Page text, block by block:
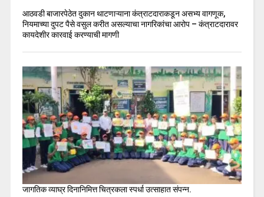
आठवडी बाजारपेठेत दुकान थाटणाऱ्याना कंत्राटदाराकडून असभ्य वागणूक,
नियमाच्या दुपट पैसे वसुल करीत असल्याचा नागरिकांचा आरोप – कंत्राटदारावर
कायदेशीर कारवाई करण्याची मागणी
जागतिक व्याघ्र दिनानिमित्त चित्रकला स्पर्धा उत्साहात संपन्न.